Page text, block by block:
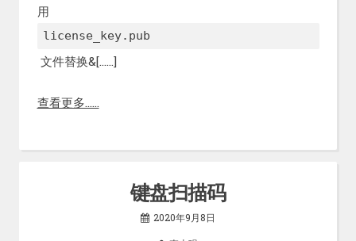
用
license_key.pub
文件替换&[……]
查看更多……
键盘扫描码
2020年9月8日